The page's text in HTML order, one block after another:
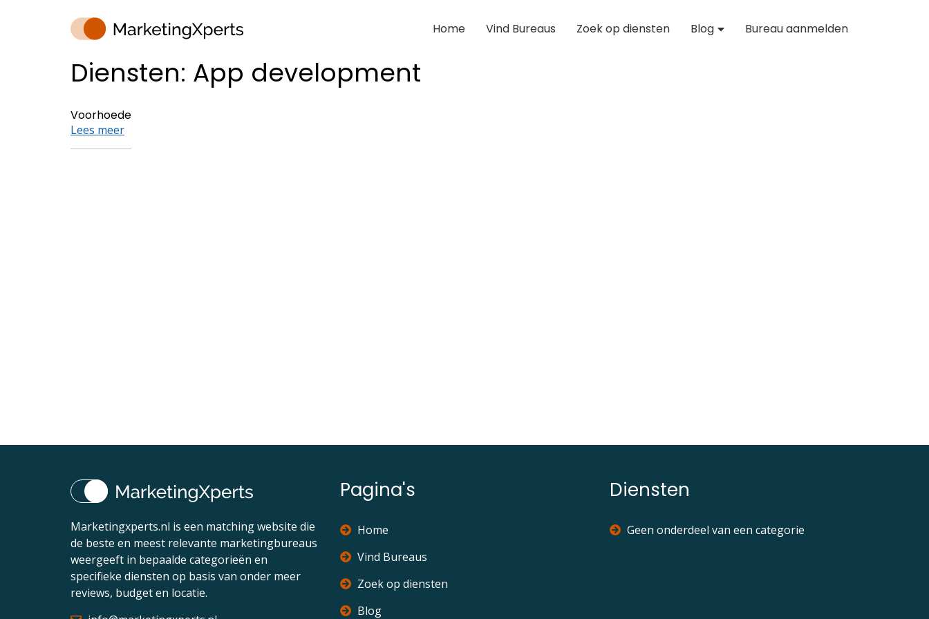
Home Vind Bureaus Zoek op diensten Blog Bureau aanmelden
Diensten: App development
Voorhoede
Lees meer
Marketingxperts.nl is een matching website die
de beste en meest relevante marketingbureaus
weergeeft in bepaalde categorieën en
specifieke diensten op basis van onder meer
reviews, budget en locatie.
Pagina's
Home
Vind Bureaus
Zoek op diensten
Blog
Diensten
Geen onderdeel van een categorie